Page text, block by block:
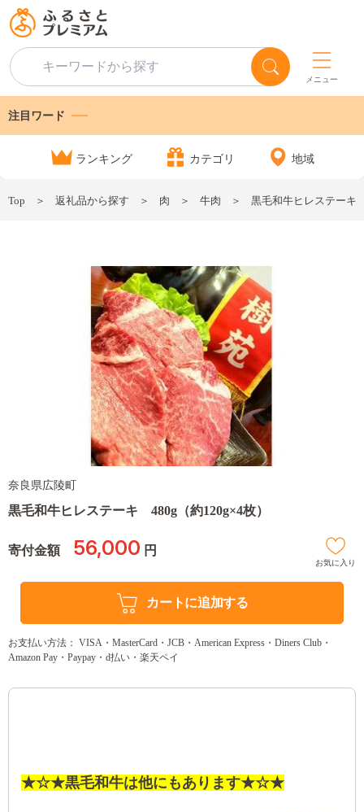
メニュー
注目ワード
ランキング カテゴリ 地域
Top 返礼品から探す 肉 牛肉 黒毛和牛ヒレステーキ
奈良県広陵町
黒毛和牛ヒレステーキ 480g（約120g×4枚）
寄付金額 56,000 円
お気に入り
カートに追加する
お支払い方法： VISA・MasterCard・JCB・American Express・Diners Club・
Amazon Pay・Paypay・d払い・楽天ペイ
★☆★黒毛和牛は他にもあります★☆★